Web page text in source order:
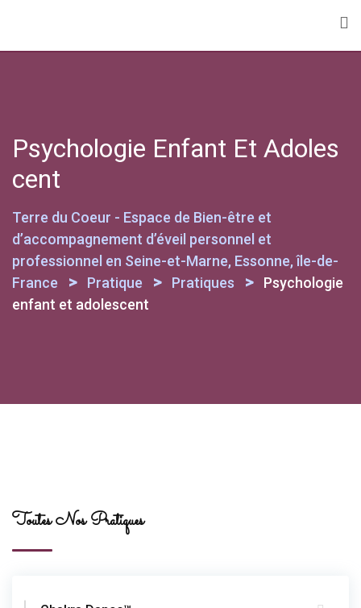
content
Psychologie Enfant Et Adoles
Cent
Terre du Coeur - Espace de Bien-être et
d’accompagnement d’éveil personnel et
professionnel en Seine-et-Marne, Essonne, île-de-
France
> Pratique > Pratiques >
Psychologie
enfant et adolescent
Toutes Nos Pratiques